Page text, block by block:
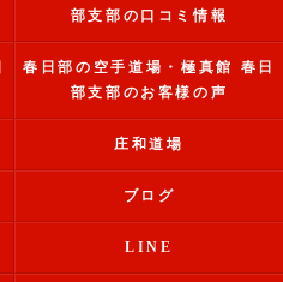
部支部の口コミ情報
春日部の空手道場・極真館 春日
部支部のお客様の声
庄和道場
ブログ
LINE